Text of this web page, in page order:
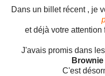
Dans un billet récent , je
et déjà votre
J'avais promis dans
C'est